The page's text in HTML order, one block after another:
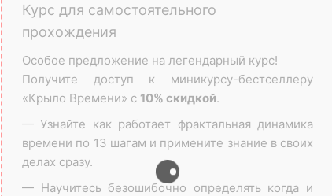
Курс для самостоятельного
прохождения
Особое предложение на легендарный курс!
Получите доступ к миникурсу-бестселлеру
«Крыло Времени» с 10% скидкой.
— Узнайте как работает фрактальная динамика
времени по 13 шагам и примените знание в своих
делах сразу.
— Научитесь безошибочно определять когда и